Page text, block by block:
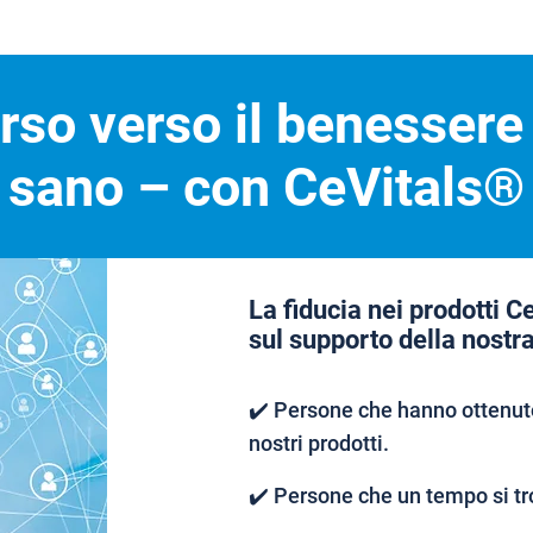
verso il
sano – con CeVitals®
La fiducia nei prodotti
sul supporto della
✔️ Persone che hanno
nostri prodotti.
✔️ Persone che un tempo si